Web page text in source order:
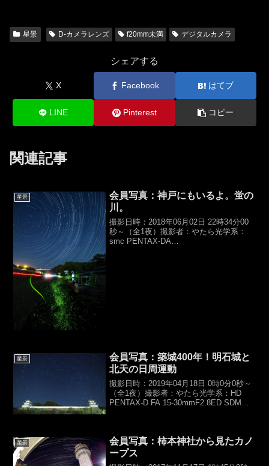
星景 D-カメラレンズ f20mm未満 デジタルカメラ
シェアする
X Facebook はてブ
LINE Pinterest コピー
関連記事
星景
会員写真：神戸にもいるよ。蛍の
川。
撮影日時：2018年06月02日 22時34分00
秒～（全1夜）撮影者：やたら光学系：
smc PENTAX-DA
星景
会員写真：築城400年！明石城と
北天の日周運動
撮影日時：2019年04月18日 0時0分0秒～
（全1夜）撮影者：やたら光学系：HD
PENTAX-D FA 15-30mmF2.8ED SDM
星景
会員写真：柿本神社から見たカノ
ープス